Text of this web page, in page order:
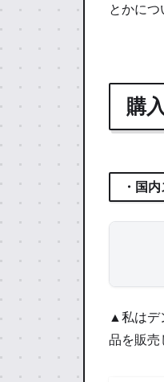
とかにつ
購
・国
▲私はデ
品を販売